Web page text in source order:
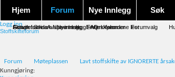
Hjem Forum
Forum forside Nye innlegg FAQ Kalender Forumvalg
Nye Innlegg
Aktivitet Stream Nye innlegg Merk forumene lest
Søk
Google søk Avansert søk Emneskyen
Logg inn
Stoffskifteforum
Forum Møteplassen Lavt stoffskifte av IGNORERTE
Kunngjøring: